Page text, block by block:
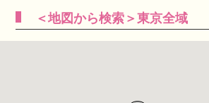
＜地図から検索＞東京全域